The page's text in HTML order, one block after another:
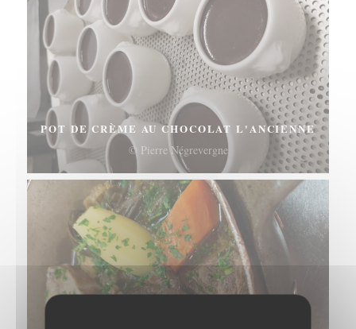
POT DE CRÈME AU CHOCOLAT L'ANCIENNE
© Pierre Négrevergne